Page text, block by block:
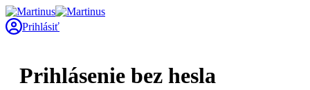
Prihlásiť
Prihlásenie bez hesla